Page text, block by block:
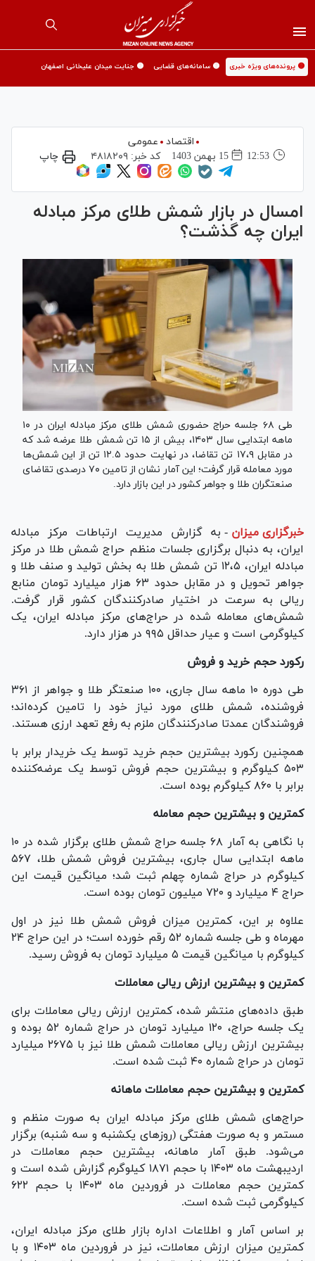
🟡 پرونده‌های ویژه خبری 🟡 سامانه‌های قضایی 🟡 جنایت میدان علیخانی اصفهان
اقتصاد
عمومی
12:53
15 بهمن 1403 کد خبر:۴۸۱۸۲۰۹ چاپ
امسال در بازار شمش طلای مرکز مبادله
ایران چه گذشت؟
طی ۶۸ جلسه حراج حضوری شمش طلای مرکز مبادله ایران در ۱۰
ماهه ابتدایی سال ۱۴۰۳، بیش از ۱۵ تن شمش طلا عرضه شد که
در مقابل ۱۷،۹ تن تقاضا، در نهایت حدود ۱۲.۵ تن از این شمش‌ها
مورد معامله قرار گرفت؛ این آمار نشان از تامین ۷۰ درصدی تقاضای
صنعتگران طلا و جواهر کشور در این بازار دارد.
خبرگزاری میزان - به گزارش مدیریت ارتباطات مرکز مبادله
ایران، به دنبال برگزاری جلسات منظم حراج شمش طلا در مرکز
مبادله ایران، ۱۲،۵ تن شمش طلا به بخش تولید و صنف طلا و
جواهر تحویل و در مقابل حدود ۶۳ هزار میلیارد تومان منابع
ریالی به سرعت در اختیار صادرکنندگان کشور قرار گرفت.
شمش‌های معامله شده در حراج‌های مرکز مبادله ایران، یک
کیلوگرمی است و عیار حداقل ۹۹۵ در هزار دارد.
رکورد حجم خرید و فروش
طی دوره ۱۰ ماهه سال جاری، ۱۰۰ صنعتگر طلا و جواهر از ۳۶۱
فروشنده، شمش طلای مورد نیاز خود را تامین کرده‌اند؛
فروشندگان عمدتا صادرکنندگان ملزم به رفع تعهد ارزی هستند.
همچنین رکورد بیشترین حجم خرید توسط یک خریدار برابر با
۵۰۳ کیلوگرم و بیشترین حجم فروش توسط یک عرضه‌کننده
برابر با ۸۶۰ کیلوگرم بوده است.
کمترین و بیشترین حجم معامله
با نگاهی به آمار ۶۸ جلسه حراج شمش طلای برگزار شده در ۱۰
ماهه ابتدایی سال جاری، بیشترین فروش شمش طلا، ۵۶۷
کیلوگرم در حراج شماره چهلم ثبت شد؛ میانگین قیمت این
حراج ۴ میلیارد و ۷۲۰ میلیون تومان بوده است.
علاوه بر این، کمترین میزان فروش شمش طلا نیز در اول
مهرماه و طی جلسه شماره ۵۲ رقم خورده است؛ در این حراج ۲۴
کیلوگرم با میانگین قیمت ۵ میلیارد تومان به فروش رسید.
کمترین و بیشترین ارزش ریالی معاملات
طبق داده‌های منتشر شده، کمترین ارزش ریالی معاملات برای
یک جلسه حراج، ۱۲۰ میلیارد تومان در حراج شماره ۵۲ بوده و
بیشترین ارزش ریالی معاملات شمش طلا نیز با ۲۶۷۵ میلیارد
تومان در حراج شماره ۴۰ ثبت شده است.
کمترین و بیشترین حجم معاملات ماهانه
حراج‌های شمش طلای مرکز مبادله ایران به صورت منظم و
مستمر و به صورت هفتگی (روز‌های یکشنبه و سه شنبه) برگزار
می‌شود. طبق آمار ماهانه، بیشترین حجم معاملات در
اردیبهشت ماه ۱۴۰۳ با حجم ۱۸۷۱ کیلوگرم گزارش شده است و
کمترین حجم معاملات در فروردین ماه ۱۴۰۳ با حجم ۶۲۲
کیلوگرمی ثبت شده است.
بر اساس آمار و اطلاعات اداره بازار طلای مرکز مبادله ایران،
کمترین میزان ارزش معاملات، نیز در فروردین ماه ۱۴۰۳ و با